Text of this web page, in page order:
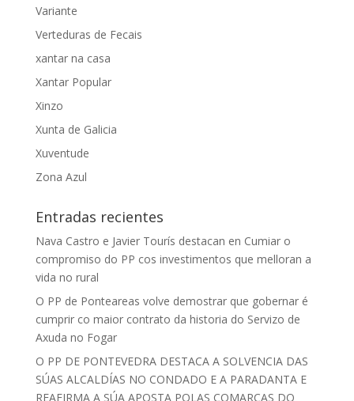
Variante
Verteduras de Fecais
xantar na casa
Xantar Popular
Xinzo
Xunta de Galicia
Xuventude
Zona Azul
Entradas recientes
Nava Castro e Javier Tourís destacan en Cumiar o
compromiso do PP cos investimentos que melloran a
vida no rural
O PP de Ponteareas volve demostrar que gobernar é
cumprir co maior contrato da historia do Servizo de
Axuda no Fogar
O PP DE PONTEVEDRA DESTACA A SOLVENCIA DAS
SÚAS ALCALDÍAS NO CONDADO E A PARADANTA E
REAFIRMA A SÚA APOSTA POLAS COMARCAS DO